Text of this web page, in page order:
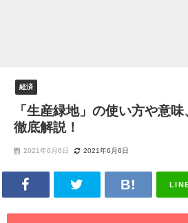
経済
「生産緑地」の使い方や意
徹底解説！
2021年6月6日 2021年6月6日